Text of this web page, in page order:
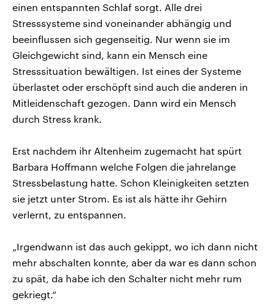
einen entspannten Schlaf sorgt. Alle drei
Stresssysteme sind voneinander abhängig und
beeinflussen sich gegenseitig. Nur wenn sie im
Gleichgewicht sind, kann ein Mensch eine
Stresssituation bewältigen. Ist eines der Systeme
überlastet oder erschöpft sind auch die anderen in
Mitleidenschaft gezogen. Dann wird ein Mensch
durch Stress krank.
Erst nachdem ihr Altenheim zugemacht hat spürt
Barbara Hoffmann welche Folgen die jahrelange
Stressbelastung hatte. Schon Kleinigkeiten setzten
sie jetzt unter Strom. Es ist als hätte ihr Gehirn
verlernt, zu entspannen.
„Irgendwann ist das auch gekippt, wo ich dann nicht
mehr abschalten konnte, aber da war es dann schon
zu spät, da habe ich den Schalter nicht mehr rum
gekriegt.“